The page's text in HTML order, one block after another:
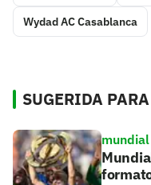
Wydad AC Casablanca
SUGERIDA